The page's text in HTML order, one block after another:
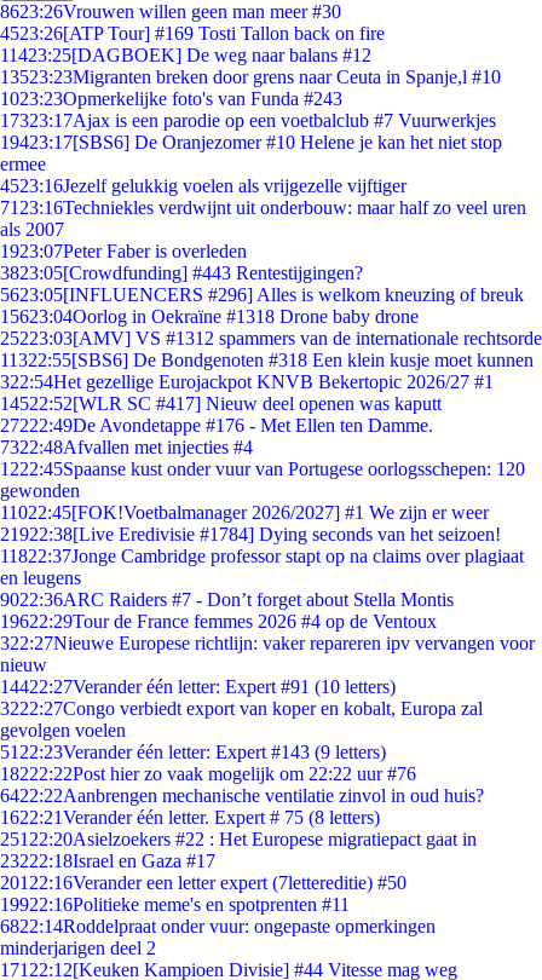
8623:26Vrouwen willen geen man meer #30
4523:26[ATP Tour] #169 Tosti Tallon back on fire
11423:25[DAGBOEK] De weg naar balans #12
13523:23Migranten breken door grens naar Ceuta in Spanje,l #10
1023:23Opmerkelijke foto's van Funda #243
17323:17Ajax is een parodie op een voetbalclub #7 Vuurwerkjes
19423:17[SBS6] De Oranjezomer #10 Helene je kan het niet stop
ermee
4523:16Jezelf gelukkig voelen als vrijgezelle vijftiger
71 23:16Techniekles verdwijnt uit onderbouw: maar half zo veel uren
als 2007
1923:07Peter Faber is overleden
3823:05[Crowdfunding] #443 Rentestijgingen?
5623:05[INFLUENCERS #296] Alles is welkom kneuzing of breuk
15623:04Oorlog in Oekraïne #1318 Drone baby drone
25223:03[AMV] VS #1312 spammers van de internationale rechtsorde
11322:55[SBS6] De Bondgenoten #318 Een klein kusje moet kunnen
322:54Het gezellige Eurojackpot KNVB Bekertopic 2026/27 #1
14522:52[WLR SC #417] Nieuw deel openen was kaputt
27222:49De Avondetappe #176 - Met Ellen ten Damme.
7322:48Afvallen met injecties #4
1222:45Spaanse kust onder vuur van Portugese oorlogsschepen: 120
gewonden
11022:45[FOK!Voetbalmanager 2026/2027] #1 We zijn er weer
21922:38[Live Eredivisie #1784] Dying seconds van het seizoen!
11822:37Jonge Cambridge professor stapt op na claims over plagiaat
en leugens
9022:36ARC Raiders #7 - Don’t forget about Stella Montis
19622:29Tour de France femmes 2026 #4 op de Ventoux
322:27Nieuwe Europese richtlijn: vaker repareren ipv vervangen voor
nieuw
14422:27Verander één letter: Expert #91 (10 letters)
3222:27Congo verbiedt export van koper en kobalt, Europa zal
gevolgen voelen
51 22:23Verander één letter: Expert #143 (9 letters)
18222:22Post hier zo vaak mogelijk om 22:22 uur #76
6422:22Aanbrengen mechanische ventilatie zinvol in oud huis?
1622:21Verander één letter. Expert # 75 (8 letters)
251 22:20Asielzoekers #22 : Het Europese migratiepact gaat in
23222:18Israel en Gaza #17
201 22:16Verander een letter expert (7lettereditie) #50
19922:16Politieke meme's en spotprenten #11
6822:14Roddelpraat onder vuur: ongepaste opmerkingen
minderjarigen deel 2
171 22:12[Keuken Kampioen Divisie] #44 Vitesse mag weg